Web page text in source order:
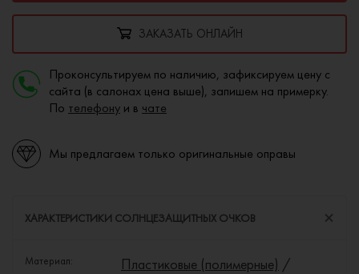
ЗАКАЗАТЬ ОНЛАЙН
Проконсультируем по наличию, зафиксируем цену с
сайта (в салонах цена выше), запишем на примерку.
По телефону и в чате
Мы предлагаем только оригинальные оправы
ХАРАКТЕРИСТИКИ СОЛНЦЕЗАЩИТНЫХ ОЧКОВ
Материал: Пластиковые (полимерные) /